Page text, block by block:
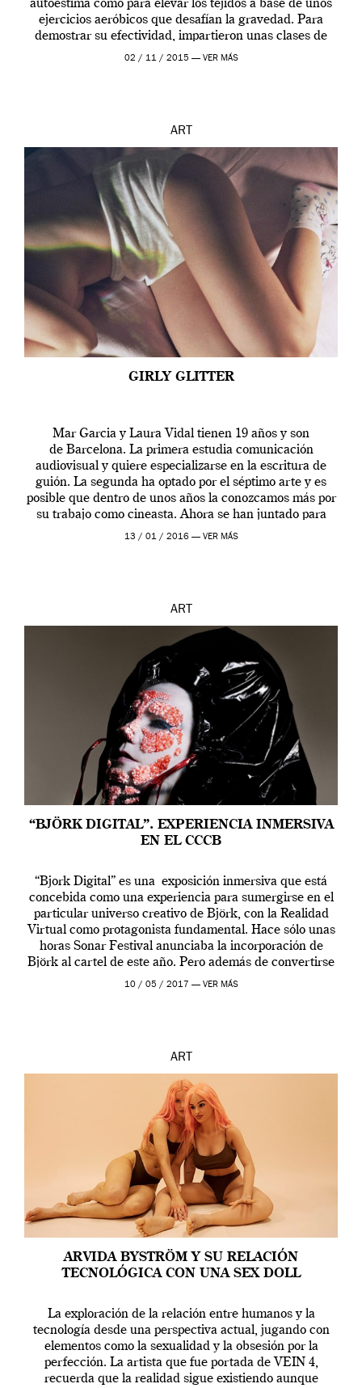
autoestima como para elevar los tejidos a base de unos
ejercicios aeróbicos que desafían la gravedad. Para
demostrar su efectividad, impartieron unas clases de
prueba en el Tate […]
02 / 11 / 2015 — VER MÁS
ART
GIRLY GLITTER
Mar Garcia y Laura Vidal tienen 19 años y son
de Barcelona. La primera estudia comunicación
audiovisual y quiere especializarse en la escritura de
guión. La segunda ha optado por el séptimo arte y es
posible que dentro de unos años la conozcamos más por
su trabajo como cineasta. Ahora se han juntado para
contarnos una […]
13 / 01 / 2016 — VER MÁS
ART
“BJÖRK DIGITAL”. EXPERIENCIA INMERSIVA
EN EL CCCB
“Bjork Digital” es una exposición inmersiva que está
concebida como una experiencia para sumergirse en el
particular universo creativo de Björk, con la Realidad
Virtual como protagonista fundamental. Hace sólo unas
horas Sonar Festival anunciaba la incorporación de
Björk al cartel de este año. Pero además de convertirse
en una de las actuaciones más relevantes […]
10 / 05 / 2017 — VER MÁS
ART
ARVIDA BYSTRÖM Y SU RELACIÓN
TECNOLÓGICA CON UNA SEX DOLL
La exploración de la relación entre humanos y la
tecnología desde una perspectiva actual, jugando con
elementos como la sexualidad y la obsesión por la
perfección. La artista que fue portada de VEIN 4,
recuerda que la realidad sigue existiendo aunque